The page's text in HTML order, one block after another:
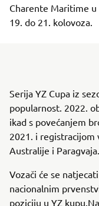
Charente Maritime u
19. do 21. kolovoza.
Serija YZ Cupa iz
popularnost. 2022.
ikad s povećanjem
2021. i registracijom
Australije i Paragvaja.
Vozači će se
nacionalnim
poziciju u YZ